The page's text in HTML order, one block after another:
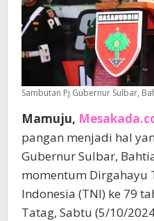
Sambutan Pj Gubernur Sulbar,
Mamuju,
pangan menjadi hal
Gubernur Sulbar,
momentum Dirgahayu
Indonesia (TNI) ke 79
Tatag, Sabtu (5/10/